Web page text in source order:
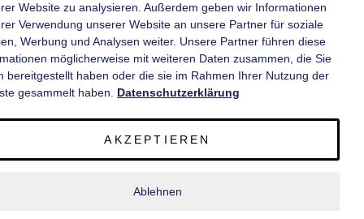
KATEGORIEN
INFORMATIONEN
Website zu analysieren. Außerdem geben wir Informationen
Verwendung unserer Website an unsere Partner für soziale
Werbung und Analysen weiter. Unsere Partner führen diese
möglicherweise mit weiteren Daten zusammen, die Sie
bereitgestellt haben oder die sie im Rahmen Ihrer Nutzung der
gesammelt haben. Datenschutzerklärung
AKZEPTIEREN
Ablehnen